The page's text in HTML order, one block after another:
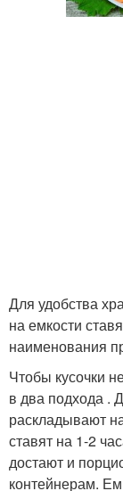
Для удобства
на емкости
наименования
Чтобы кусочки
в два подхода .
раскладывают
ставят на 1-2
достают и
контейнерам.